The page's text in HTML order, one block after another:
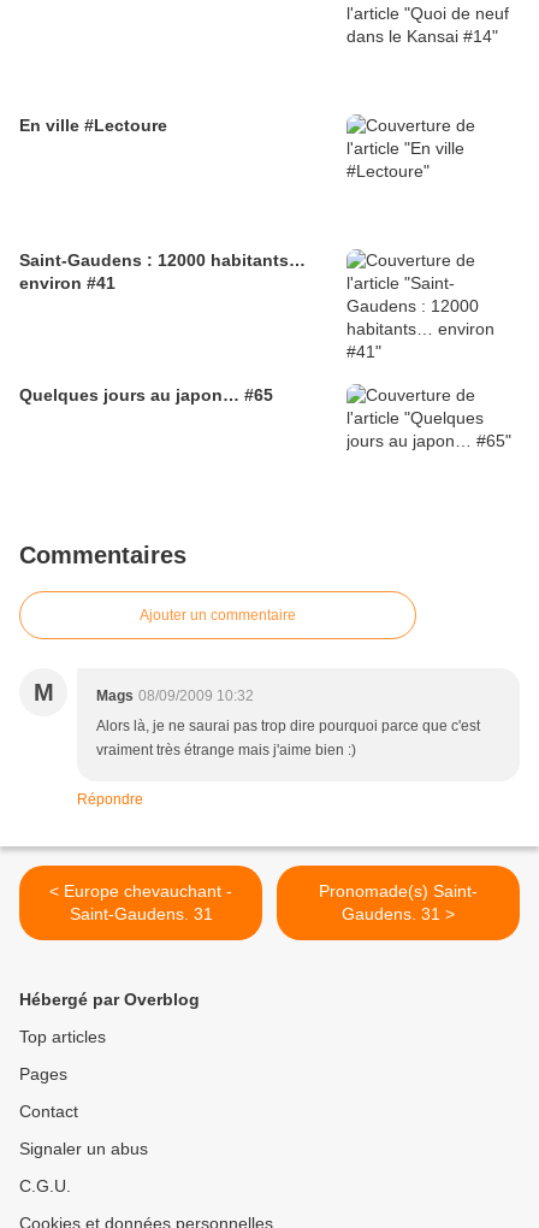
En ville #Lectoure
Saint-Gaudens : 12000 habitants…
environ #41
Quelques jours au japon… #65
Commentaires
Ajouter un commentaire
M Mags 08/09/2009 10:32
Alors là, je ne saurai pas trop dire pourquoi parce que c'est
vraiment très étrange mais j'aime bien :)
Répondre
< Europe chevauchant -
Saint-Gaudens. 31
Pronomade(s) Saint-
Gaudens. 31 >
Hébergé par Overblog
Top articles
Pages
Contact
Signaler un abus
C.G.U.
Cookies et données personnelles